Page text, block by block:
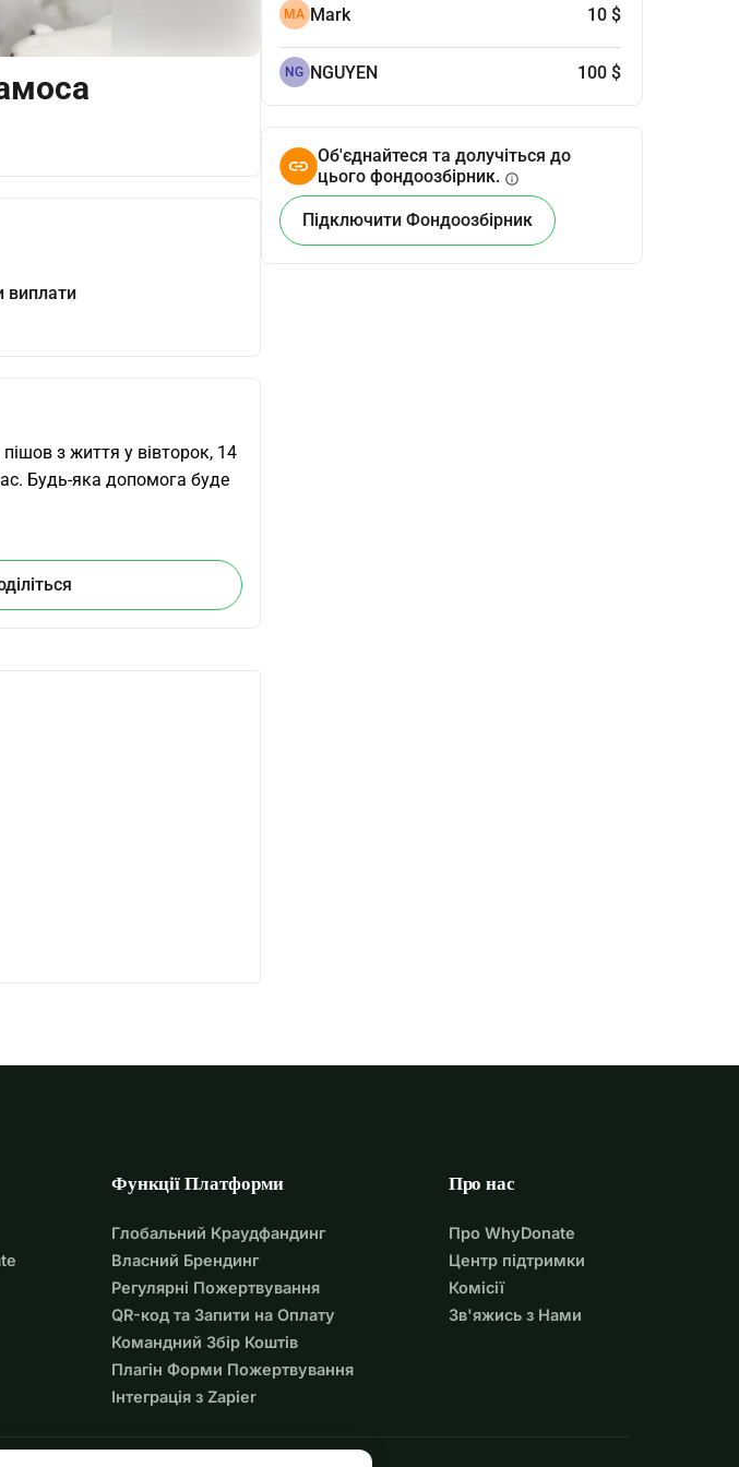
виплати
з життя у вівторок, 14
Будь-яка допомога буде
MA Mark 10 $
NG NGUYEN 100 $
Об'єднайтеся та долучіться до
цього фондоозбірник. info
Підключити Фондоозбірник
Функції Платформи
Глобальний Краудфандинг
Власний Брендинг
Регулярні Пожертвування
QR-код та Запити на Оплату
Командний Збір Коштів
Плагін Форми Пожертвування
Інтеграція з Zapier
Про нас
Про WhyDonate
Центр підтримки
Комісії
Зв'яжись з Нами